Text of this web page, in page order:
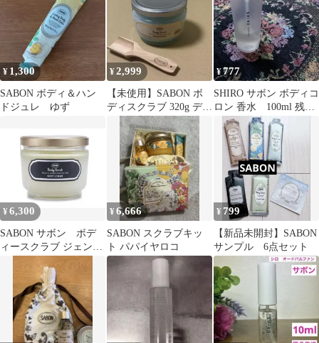
¥ 1,300
SABON ボディ＆ハン
ドジュレ ゆず
¥2,999
【未使用】SABON ボ
ディスクラブ 320g デリ
ケート・ジャスミン ス
プーン
¥777
SHIRO サボン ボディコ
ロン 香水 100ml 残量
半分ほど
¥6,300
SABON サボン ボデ
ィースクラブ ジェント
¥6,666
SABON スクラブキッ
ト パパイヤロコ
¥ 799
【新品未開封】SABON
サンプル 6点セット